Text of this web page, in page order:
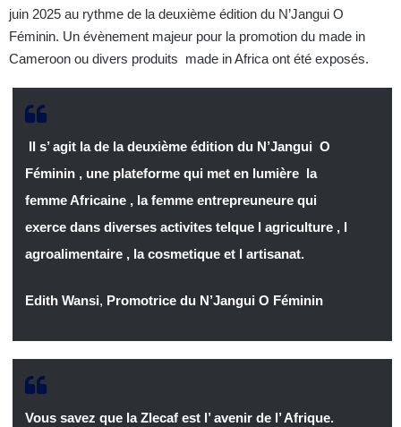
juin 2025 au rythme de la deuxième édition du N’Jangui O
Féminin. Un évènement majeur pour la promotion du made in
Cameroon ou divers produits made in Africa ont été exposés.
Il s’ agit la de la deuxième édition du N’Jangui O
Féminin , une plateforme qui met en lumière la
femme Africaine , la femme entrepreuneure qui
exerce dans diverses activites telque l agriculture , l
agroalimentaire , la cosmetique et l artisanat.
Edith Wansi, Promotrice du N’Jangui O Féminin
Vous savez que la Zlecaf est l’ avenir de l’ Afrique.